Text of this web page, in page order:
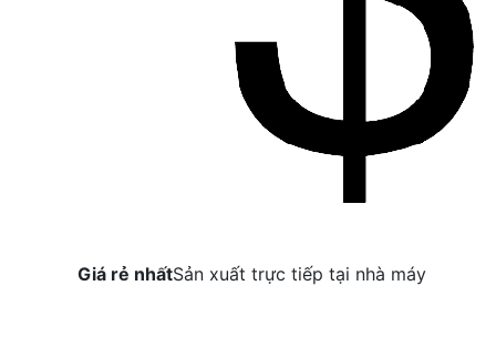
Giá rẻ nhấtSản xuất trực tiếp tại nhà máy